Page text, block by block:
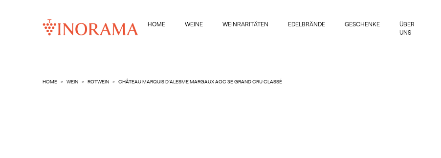
HOME WEINE WEINRARITÄTEN EDELBRÄNDE GESCHENKE
ÜBER
UNS
HOME WEIN ROTWEIN CHÂTEAU MARQUIS D'ALESME MARGAUX AOC 3E GRAND CRU CLASSÉ